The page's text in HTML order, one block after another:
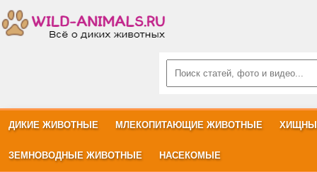
ДИКИЕ ЖИВОТНЫЕ МЛЕКОПИТАЮЩИЕ ЖИВОТНЫЕ
ЗЕМНОВОДНЫЕ ЖИВОТНЫЕ НАСЕКОМЫЕ